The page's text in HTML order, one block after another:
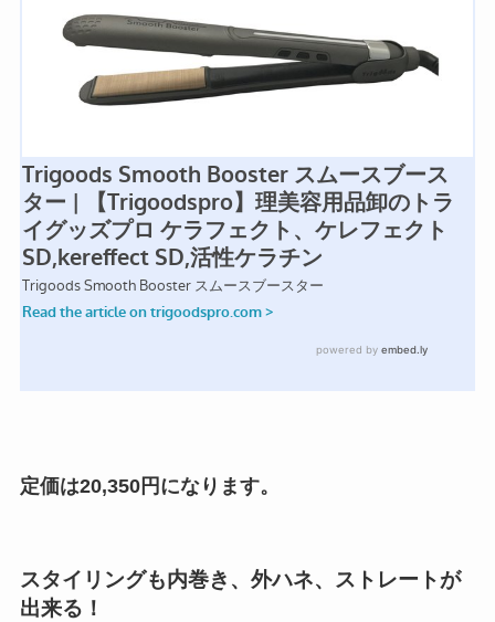
定価は20,350円になります。
スタイリングも内巻き、外ハネ、ストレートが
出来る！